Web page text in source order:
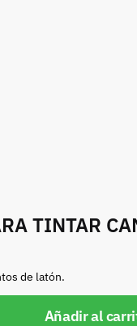
TINTAR
de latón.
Añadir al